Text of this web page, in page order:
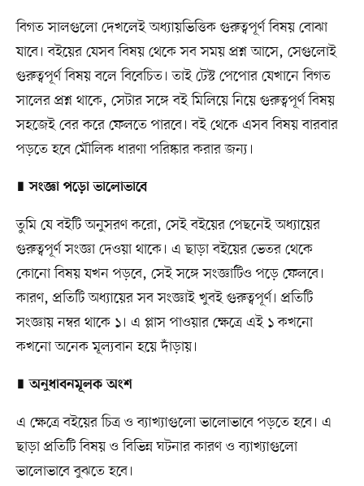
বিগত সালগুলো দেখলেই অধ্যায়ভিত্তিক গুরুত্বপূর্ণ বিষয় বোঝা
যাবে। বইয়ের যেসব বিষয় থেকে সব সময় প্রশ্ন আসে, সেগুলোই
গুরুত্বপূর্ণ বিষয় বলে বিবেচিত। তাই টেস্ট পেপাের যেখানে বিগত
সালের প্রশ্ন থাকে, সেটার সঙ্গে বই মিলিয়ে নিয়ে গুরুত্বপূর্ণ বিষয়
সহজেই বের করে ফেলতে পারবে। বই থেকে এসব বিষয় বারবার
পড়তে হবে মৌলিক ধারণা পরিষ্কার করার জন্য।
∎সংজ্ঞা পড়ো ভালোভাবে
তুমি যে বইটি অনুসরণ করো, সেই বইয়ের পেছনেই অধ্যায়ের
গুরুত্বপূর্ণ সংজ্ঞা দেওয়া থাকে। এ ছাড়া বইয়ের ভেতর থেকে
কোনো বিষয় যখন পড়বে, সেই সঙ্গে সংজ্ঞাটিও পড়ে ফেলবে।
কারণ, প্রতিটি অধ্যায়ের সব সংজ্ঞাই খুবই গুরুত্বপূর্ণ। প্রতিটি
সংজ্ঞায় নম্বর থাকে ১। এ প্লাস পাওয়ার ক্ষেত্রে এই ১ কখনো
কখনো অনেক মূল্যবান হয়ে দাঁড়ায়।
∎অনুধাবনমূলক অংশ
এ ক্ষেত্রে বইয়ের চিত্র ও ব্যাখ্যাগুলো ভালোভাবে পড়তে হবে। এ
ছাড়া প্রতিটি বিষয় ও বিভিন্ন ঘটনার কারণ ও ব্যাখ্যাগুলো
ভালোভাবে বুঝতে হবে।